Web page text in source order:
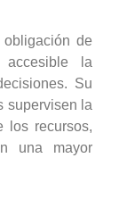
de
la
Su
supervisen la
los recursos,
una mayor